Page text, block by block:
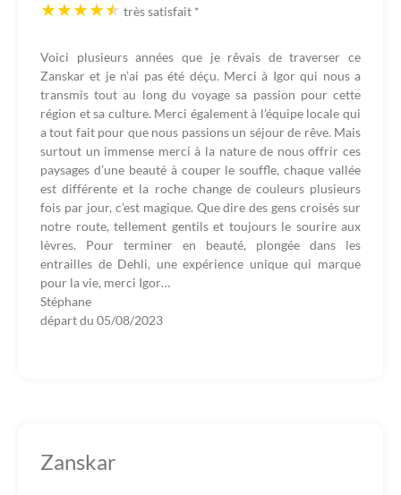
très satisfait *
Voici plusieurs années que je rêvais de traverser ce
Zanskar et je n’ai pas été déçu. Merci à Igor qui nous a
transmis tout au long du voyage sa passion pour cette
région et sa culture. Merci également à l’équipe locale qui
a tout fait pour que nous passions un séjour de rêve. Mais
surtout un immense merci à la nature de nous offrir ces
paysages d’une beauté à couper le souffle, chaque vallée
est différente et la roche change de couleurs plusieurs
fois par jour, c’est magique. Que dire des gens croisés sur
notre route, tellement gentils et toujours le sourire aux
lèvres. Pour terminer en beauté, plongée dans les
entrailles de Dehli, une expérience unique qui marque
pour la vie, merci Igor…
Stéphane
départ du 05/08/2023
Zanskar